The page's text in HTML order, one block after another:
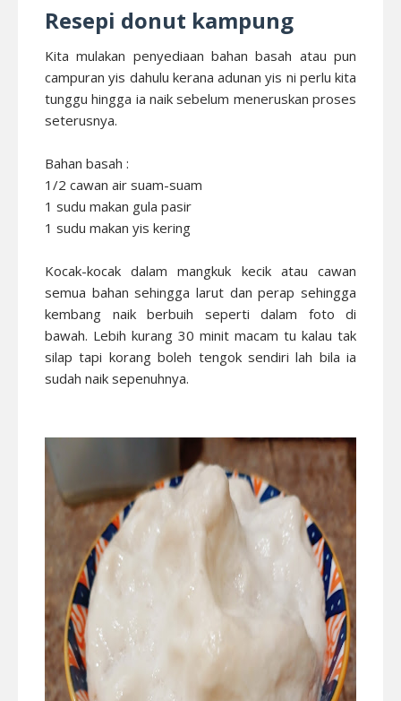
Resepi donut kampung
Kita mulakan penyediaan bahan basah atau pun
campuran yis dahulu kerana adunan yis ni perlu kita
tunggu hingga ia naik sebelum meneruskan proses
seterusnya.
Bahan basah :
1/2 cawan air suam-suam
1 sudu makan gula pasir
1 sudu makan yis kering
Kocak-kocak dalam mangkuk kecik atau cawan
semua bahan sehingga larut dan perap sehingga
kembang naik berbuih seperti dalam foto di
bawah. Lebih kurang 30 minit macam tu kalau tak
silap tapi korang boleh tengok sendiri lah bila ia
sudah naik sepenuhnya.